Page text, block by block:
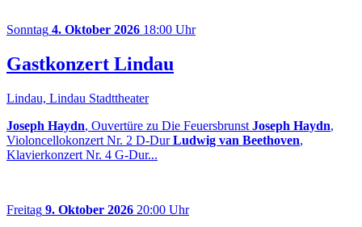
Sonntag 4. Oktober 2026 18:00 Uhr
Gastkonzert Lindau
Lindau, Lindau Stadttheater
Joseph Haydn, Ouvertüre zu Die Feuersbrunst Joseph Haydn,
Violoncellokonzert Nr. 2 D-DurLudwig van Beethoven,
Klavierkonzert Nr. 4 G-Dur...
Freitag 9. Oktober 2026 20:00 Uhr